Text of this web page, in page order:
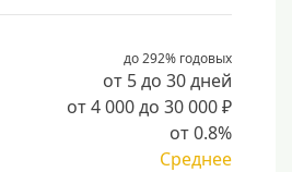
до 292% годовых
от 5 до 30 дней
от 4 000 до 30 000 ₽
от 0.8%
Среднее